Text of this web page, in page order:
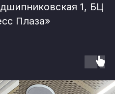
1, БЦ
Плаза»